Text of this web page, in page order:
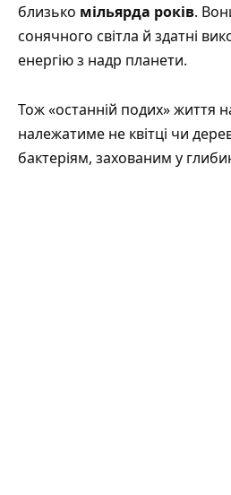
близько мільярда років.
сонячного світла й здатні
енергію з надр планети.
Тож «останній подих» життя
належатиме не квітці чи
бактеріям, захованим у